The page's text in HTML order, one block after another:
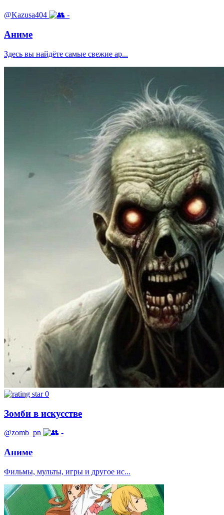
@Kazusa404 -
Аниме
Здесь вы найдёте самые свежие ар...
0
Зомби в искусстве
@zomb_pn -
Аниме
Фильмы, мульты, игры и другое ис...